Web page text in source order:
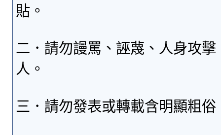
貼。
二．請勿謾罵、誣蔑、人身攻
人。
三．請勿發表或轉載含明顯粗